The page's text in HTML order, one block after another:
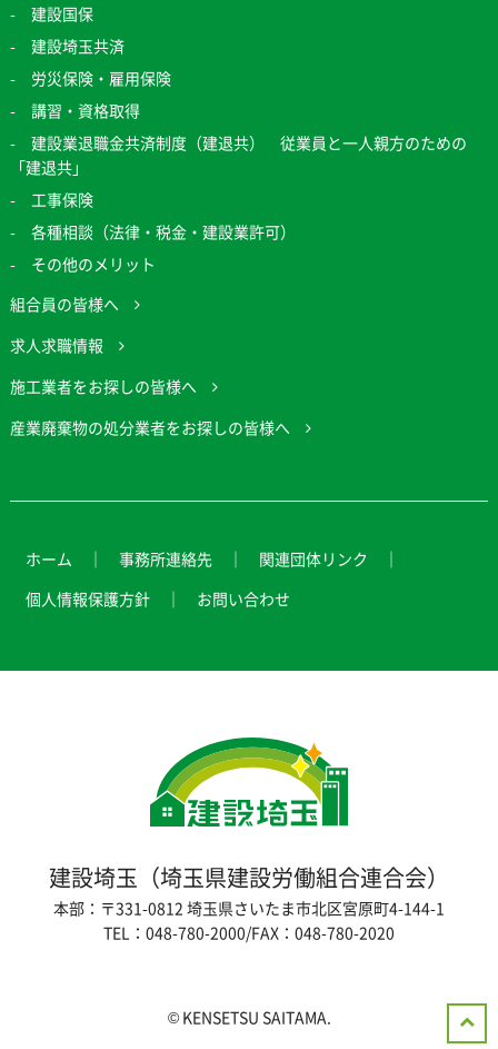
建設国保
建設埼玉共済
労災保険・雇用保険
講習・資格取得
建設業退職金共済制度（建退共） 従業員と一人親方のための
「建退共」
工事保険
各種相談（法律・税金・建設業許可）
その他のメリット
組合員の皆様へ
求人求職情報
施工業者をお探しの皆様へ
産業廃棄物の処分業者をお探しの皆様へ
ホーム 事務所連絡先
関連団体リンク
個人情報保護方針
お問い合わせ
建設埼玉（埼玉県建設労働組合連合会）
本部：〒331-0812 埼玉県さいたま市北区宮原町4-144-1
TEL：048-780-2000/FAX：048-780-2020
© KENSETSU SAITAMA.